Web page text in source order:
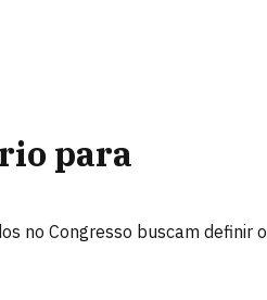
para
no Congresso buscam definir o